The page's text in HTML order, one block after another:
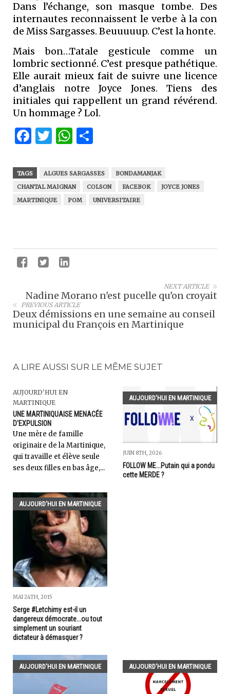
Dans l’échange, son masque tombe. Des
internautes reconnaissent le verbe à la con
de Miss Sargasses. Beuuuuup. C’est la honte.
Mais bon…Tatale gesticule comme un
lombric sectionné. C’est presque pathétique.
Elle aurait mieux fait de suivre une licence
d’anglais notre Joyce Jones. Tiens des
initiales qui rappellent un grand révérend.
Un hommage ? Lol.
Facebook
Twitter
WhatsApp
TAGS ALGUES SARGASSES
BONDAMANJAK
CHANTAL MAIGNAN
COLSON FACEBOK
JOYCE JONES
MARTINIQUE
POM UNIVERSITAIRE
NEXT ARTICLE
Nadine Morano n'est pucelle qu'on croyait
PREVIOUS ARTICLE
Deux démissions en une semaine au conseil
municipal du François en Martinique
A LIRE AUSSI SUR LE MÊME SUJET
AUJOURD'HUI EN
MARTINIQUE
UNE MARTINIQUAISE MENACÉE
D'EXPULSION
Une mère de famille
originaire de la Martinique,
qui travaille et élève seule
ses deux filles en bas âge,...
AUJOURD'HUI EN MARTINIQUE
JUIN 8TH, 2026
FOLLOW ME...Putain qui a pondu
cette MERDE ?
AUJOURD'HUI EN MARTINIQUE
MAI 24TH, 2015
Serge #Letchimy est-il un
dangereux démocrate...ou tout
simplement un souriant
dictateur à démasquer ?
AUJOURD'HUI EN MARTINIQUE AUJOURD'HUI EN MARTINIQUE